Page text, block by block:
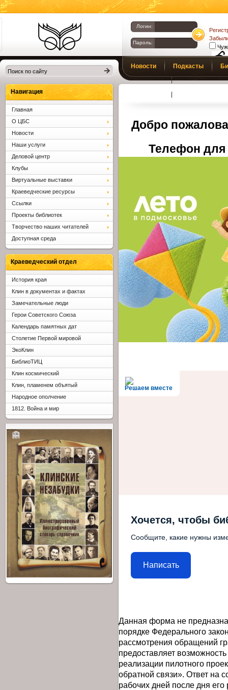
Библиотеки
Клина. Клинская
ЦБС.
Логин:
Пароль:
Новости Подкасты
Добро
Телефон для
Решаем вместе
Хочется, чтобы
Сообщите, какие нужны
Написать
Данная форма не
порядке Федерального
рассмотрения обращений
предоставляет
реализации пилотного
обратной связи». Ответ на
рабочих дней после дня
Навигация
Главная
О ЦБС
Новости
Наши услуги
Деловой центр
Клубы
Виртуальные выставки
Краеведческие ресурсы
Ссылки
Проекты библиотек
Творчество наших читателей
Доступная среда
Краеведческий отдел
История края
Клин в документах и фактах
Замечательные люди
Герои Советского Союза
Календарь памятных дат
Столетие Первой мировой
ЭкоКлин
БиблиоТИЦ
Клин космический
Клин, пламенем объятый
Народное ополчение
1812. Война и мир